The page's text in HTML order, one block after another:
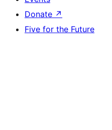
Donate ↗
Five for the Future